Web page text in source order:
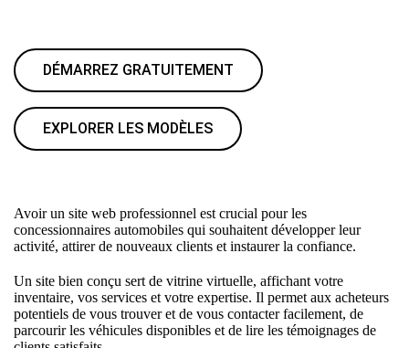
DÉMARREZ GRATUITEMENT
EXPLORER LES MODÈLES
Avoir un site web professionnel est crucial pour les
concessionnaires automobiles qui souhaitent développer leur
activité, attirer de nouveaux clients et instaurer la confiance.
Un site bien conçu sert de vitrine virtuelle, affichant votre
inventaire, vos services et votre expertise. Il permet aux acheteurs
potentiels de vous trouver et de vous contacter facilement, de
parcourir les véhicules disponibles et de lire les témoignages de